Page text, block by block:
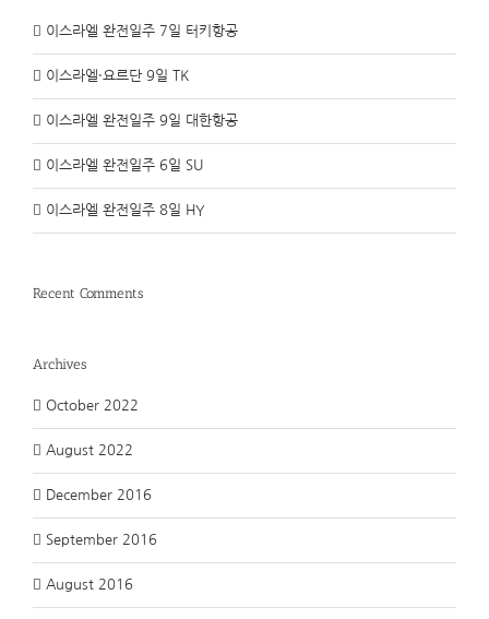
이스라엘 완전일주 7일 터키항공
이스라엘·요르단 9일 TK
이스라엘 완전일주 9일 대한항공
이스라엘 완전일주 6일 SU
이스라엘 완전일주 8일 HY
Recent Comments
Archives
October 2022
August 2022
December 2016
September 2016
August 2016